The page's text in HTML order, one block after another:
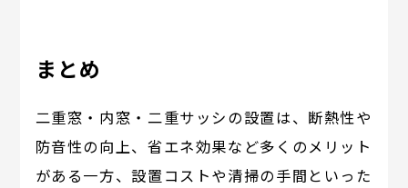
まとめ
二重窓・内窓・二重サッシの設置は、断熱性や
防音性の向上、省エネ効果など多くのメリット
がある一方、設置コストや清掃の手間といった